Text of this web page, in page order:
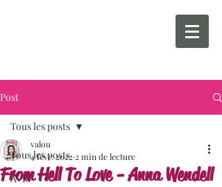
Post
Tous les posts
AVIS
Tous les posts
From Hell To Love - Anna Wendell
valou
4 févr. 2022 2 min de lecture